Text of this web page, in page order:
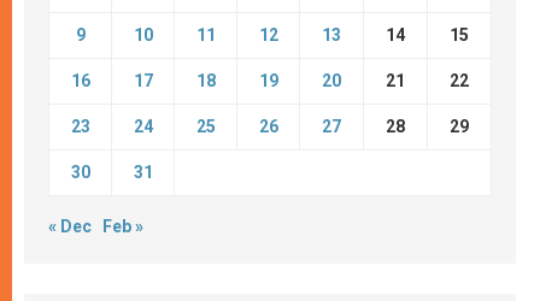
9 10 11 12 13 14 15
16 17 18 19 20 21 22
23 24 25 26 27 28 29
30 31
« Dec Feb »